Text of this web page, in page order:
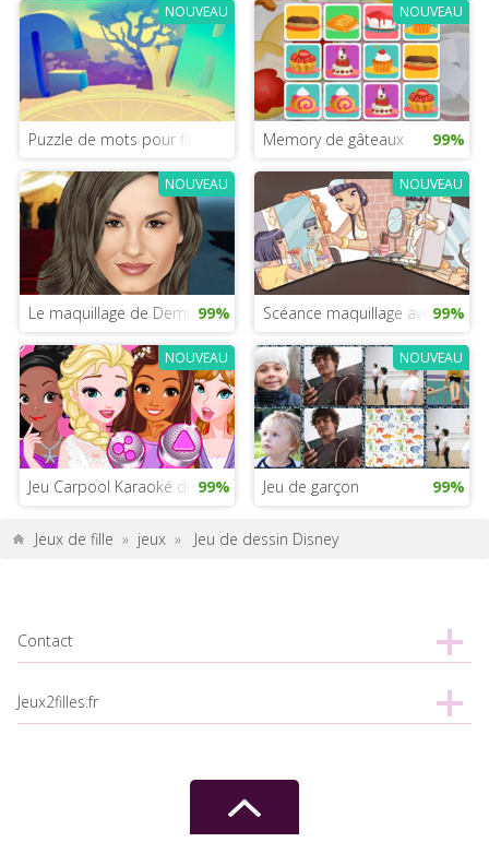
NOUVEAU
Puzzle de mots pour filles
NOUVEAU
Memory de gâteaux 99%
NOUVEAU
Le maquillage de Demi Lovato
99%
NOUVEAU
Scéance maquillage avec Lee
99%
NOUVEAU
Jeu Carpool Karaoké des princesses
99%
NOUVEAU
Jeu de garçon 99%
Jeux de fille » jeux » Jeu de dessin Disney
Contact
Jeux2filles.fr